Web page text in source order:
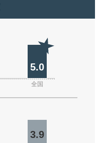
5.0
全国
3.9